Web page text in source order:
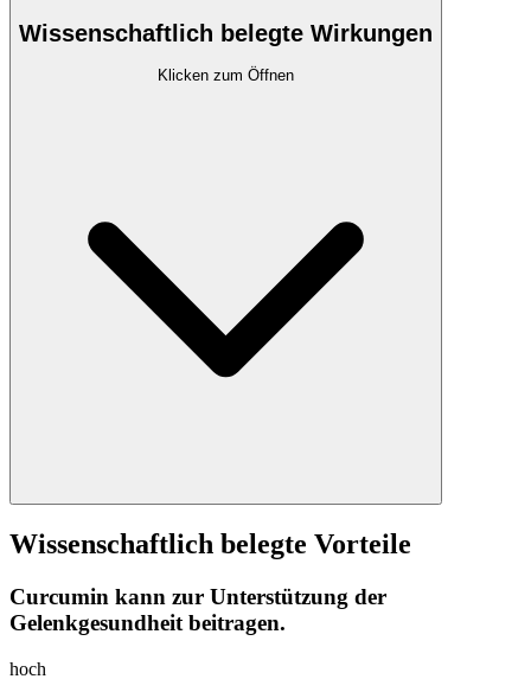
Wissenschaftlich belegte Wirkungen
Klicken zum Öffnen
Wissenschaftlich belegte Vorteile
Curcumin kann zur Unterstützung der
Gelenkgesundheit beitragen.
hoch